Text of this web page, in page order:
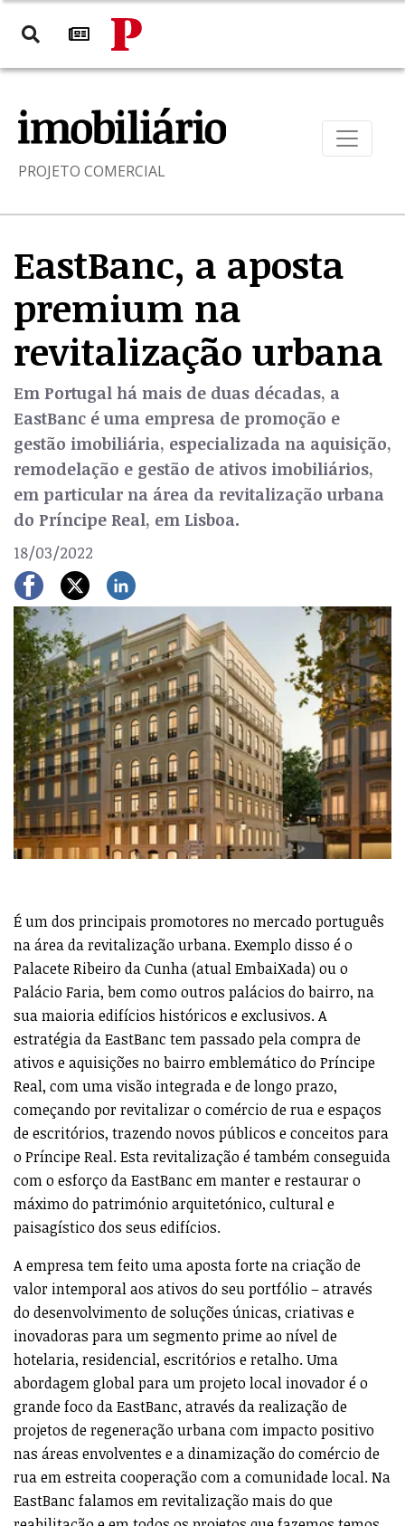
PROJETO COMERCIAL
EastBanc, a aposta
premium na
revitalização urbana
Em Portugal há mais de duas décadas, a
EastBanc é uma empresa de promoção e
gestão imobiliária, especializada na aquisição,
remodelação e gestão de ativos imobiliários,
em particular na área da revitalização urbana
do Príncipe Real, em Lisboa.
18/03/2022
É um dos principais promotores no mercado português
na área da revitalização urbana. Exemplo disso é o
Palacete Ribeiro da Cunha (atual EmbaiXada) ou o
Palácio Faria, bem como outros palácios do bairro, na
sua maioria edifícios históricos e exclusivos. A
estratégia da EastBanc tem passado pela compra de
ativos e aquisições no bairro emblemático do Príncipe
Real, com uma visão integrada e de longo prazo,
começando por revitalizar o comércio de rua e espaços
de escritórios, trazendo novos públicos e conceitos para
o Príncipe Real. Esta revitalização é também conseguida
com o esforço da EastBanc em manter e restaurar o
máximo do património arquitetónico, cultural e
paisagístico dos seus edifícios.
A empresa tem feito uma aposta forte na criação de
valor intemporal aos ativos do seu portfólio – através
do desenvolvimento de soluções únicas, criativas e
inovadoras para um segmento prime ao nível de
hotelaria, residencial, escritórios e retalho. Uma
abordagem global para um projeto local inovador é o
grande foco da EastBanc, através da realização de
projetos de regeneração urbana com impacto positivo
nas áreas envolventes e a dinamização do comércio de
rua em estreita cooperação com a comunidade local. Na
EastBanc falamos em revitalização mais do que